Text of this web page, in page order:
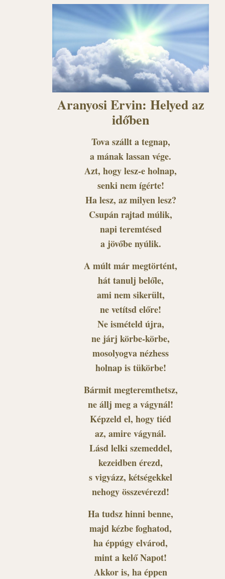
Aranyosi Ervin: Helyed az
időben
Tova szállt a tegnap,
a mának lassan vége.
Azt, hogy lesz-e holnap,
senki nem ígérte!
Ha lesz, az milyen lesz?
Csupán rajtad múlik,
napi teremtésed
a jövőbe nyúlik.
A múlt már megtörtént,
hát tanulj belőle,
ami nem sikerült,
ne vetítsd előre!
Ne ismételd újra,
ne járj körbe-körbe,
mosolyogva nézhess
holnap is tükörbe!
Bármit megteremthetsz,
ne állj meg a vágynál!
Képzeld el, hogy tiéd
az, amire vágynál.
Lásd lelki szemeddel,
kezeidben érezd,
s vigyázz, kétségekkel
nehogy összevérezd!
Ha tudsz hinni benne,
majd kézbe foghatod,
ha éppúgy elvárod,
mint a kelő Napot!
Akkor is, ha éppen